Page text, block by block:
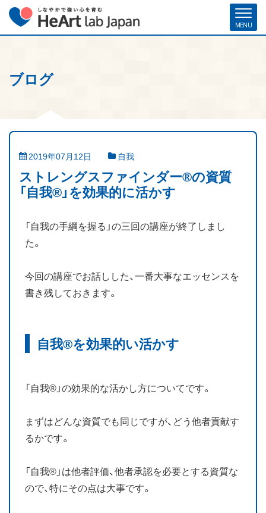
ホーム
クリフトンストレングス®（ストレングスファインダー®）
ストレングスコーチング／セミナー
研修・人材育成／組織開発支援
コーチ紹介
お知らせ
ブログ
2019年07月12日 自我
ストレングスファインダー®の資質
「自我®」を効果的に活かす
「自我の手綱を握る」の三回の講座が終了しまし
た。
今回の講座でお話しした、一番大事なエッセンスを
書き残しておきます。
自我®を効果的い活かす
「自我®」の効果的な活かし方についてです。
まずはどんな資質でも同じですが、どう他者貢献す
るかです。
「自我®」は他者評価、他者承認を必要とする資質な
ので、特にその点は大事です。